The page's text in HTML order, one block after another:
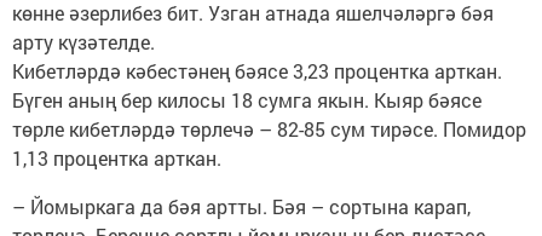
көнне әзерлибез бит. Узган атнада яшелчәләргә бәя
арту күзәтелде.
Кибетләрдә кәбестәнең бәясе 3,23 процентка арткан.
Бүген аның бер килосы 18 сумга якын. Кыяр бәясе
төрле кибетләрдә төрлечә – 82-85 сум тирәсе. Помидор
1,13 процентка арткан.
– Йомыркага да бәя артты. Бәя – сортына карап,